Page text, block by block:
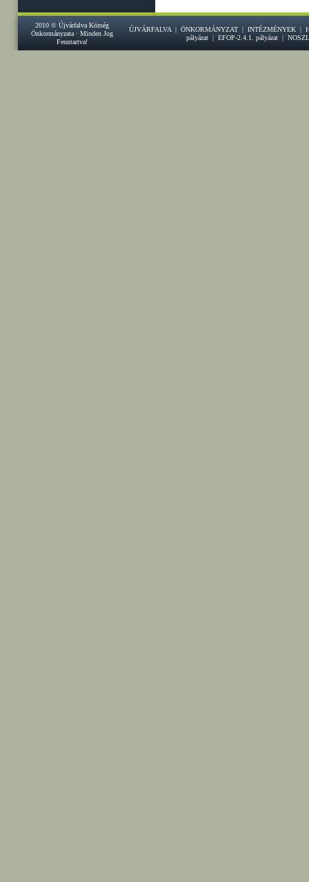
2010 © Újvárfalva Község
Önkormányzata · Minden Jog
Fenntartva!
ÚJVÁRFALVA | ÖNKORMÁNYZAT | INTÉZMÉNYEK |
pályázat| EFOP-2.4.1. pályázat|